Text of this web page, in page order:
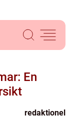
En
redaktionel